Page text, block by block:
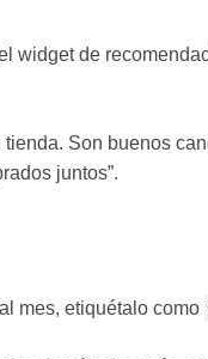
widget de
Son buenos
juntos”.
mes, etiquétalo como